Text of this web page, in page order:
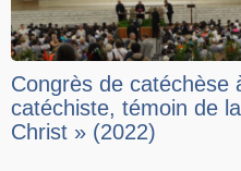
Congrès de catéchèse
catéchiste, témoin de
Christ » (2022)